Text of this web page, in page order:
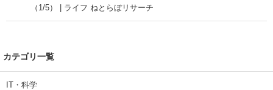
（1/5） | ライフ ねとらぼリサーチ
カテゴリ一覧
IT・科学